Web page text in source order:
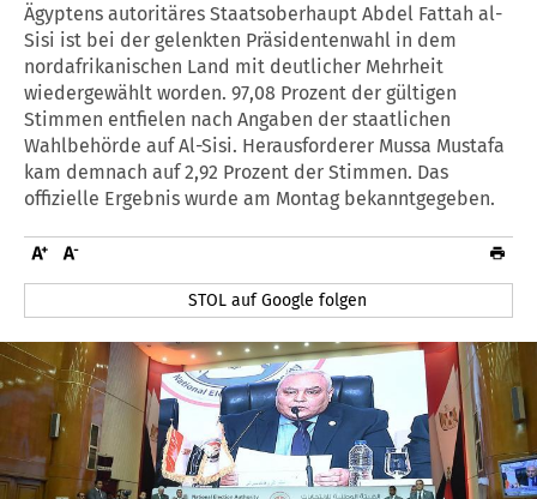
Ägyptens autoritäres Staatsoberhaupt Abdel Fattah al-
Sisi ist bei der gelenkten Präsidentenwahl in dem
nordafrikanischen Land mit deutlicher Mehrheit
wiedergewählt worden. 97,08 Prozent der gültigen
Stimmen entfielen nach Angaben der staatlichen
Wahlbehörde auf Al-Sisi. Herausforderer Mussa Mustafa
kam demnach auf 2,92 Prozent der Stimmen. Das
offizielle Ergebnis wurde am Montag bekanntgegeben.
STOL auf Google folgen